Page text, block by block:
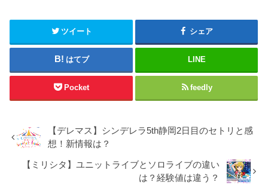
ツイート シェア
はてブ LINE
Pocket feedly
【デレマス】シンデレラ5th静岡2日目のセトリと感
想！新情報は？
【ミリシタ】ユニットライブとソロライブの違い
は？経験値は違う？